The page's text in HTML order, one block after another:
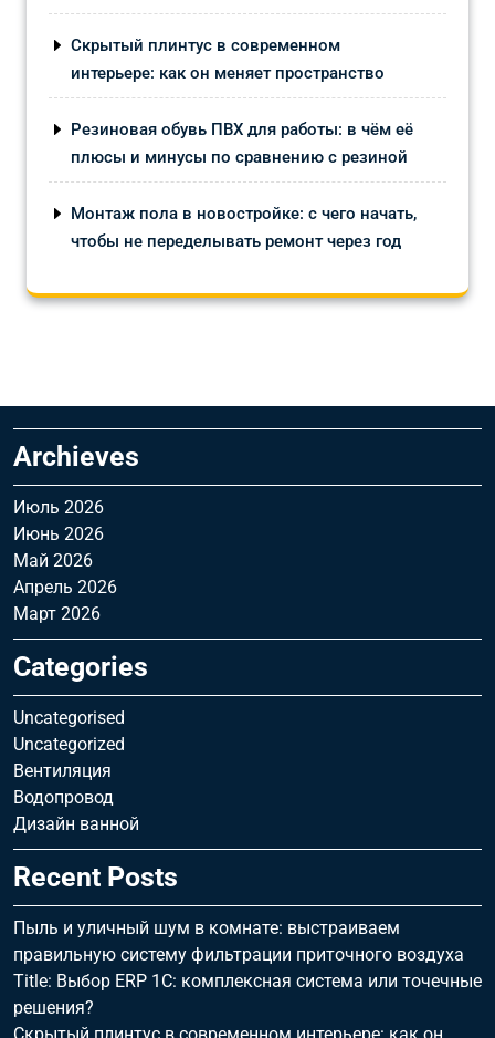
Скрытый плинтус в современном
интерьере: как он меняет пространство
Резиновая обувь ПВХ для работы: в чём её
плюсы и минусы по сравнению с резиной
Монтаж пола в новостройке: с чего начать,
чтобы не переделывать ремонт через год
Archieves
Июль 2026
Июнь 2026
Май 2026
Апрель 2026
Март 2026
Categories
Uncategorised
Uncategorized
Вентиляция
Водопровод
Дизайн ванной
Recent Posts
Пыль и уличный шум в комнате: выстраиваем
правильную систему фильтрации приточного воздуха
Title: Выбор ERP 1С: комплексная система или точечные
решения?
Скрытый плинтус в современном интерьере: как он